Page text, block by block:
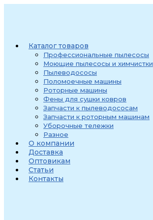
Каталог товаров
Профессиональные пылесосы
Моющие пылесосы и химчистки
Пылеводососы
Поломоечные машины
Роторные машины
Фены для сушки ковров
Запчасти к пылеводососам
Запчасти к роторным машинам
Уборочные тележки
Разное
О компании
Доставка
Оптовикам
Статьи
Контакты